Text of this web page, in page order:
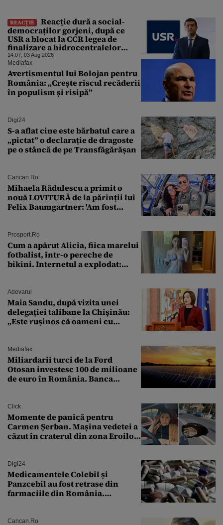
REACȚIE
Reacție dură a social-
democraților gorjeni, după ce
USR a blocat la CCR legea de
finalizare a hidrocentralelor
abandonate. „Nu ne-ar surprinde
dacă Miruță și USR ar acuza PSD și
de faptul că asupra Europei s-a
abătut o cupolă de foc”
14:07, 03 Aug 2026
Mediafax
Avertismentul lui Bolojan pentru
România: „Crește riscul recăderii
în populism și risipă”
Digi24
S-a aflat cine este bărbatul care a
„pictat” o declarație de dragoste
pe o stâncă de pe Transfăgărășan
Cancan.ro
Mihaela Rădulescu a primit o
nouă LOVITURĂ de la părinții lui
Felix Baumgartner: 'Am fost
Prosport.ro
Cum a apărut Alicia, fiica marelui
fotbalist, într-o pereche de
bikini. Internetul a explodat:
Adevarul
Maia Sandu, după vizita unei
delegației talibane la Chișinău:
„Este rușinos că oameni cu
Mediafax
Miliardarii turci de la Ford
Otosan investesc 100 de milioane
de euro în România. Banca
Click
Momente de panică pentru
Carmen Șerban. Mașina vedetei a
căzut în craterul din zona Eroilor:
Digi24
Medicamentele Colebil și
Panzcebil au fost retrase din
farmaciile din România.
Cancan.ro